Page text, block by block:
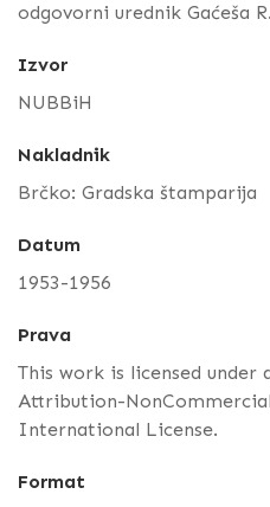
odgovorni urednik Gaćeša
Izvor
NUBBiH
Nakladnik
Brčko: Gradska štamparija
Datum
1953-1956
Prava
This work is licensed under
Attribution-
International License.
Format